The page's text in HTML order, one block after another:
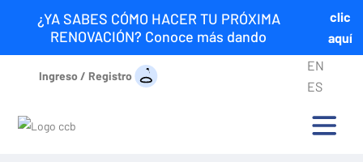
¿YA SABES CÓMO HACER TU PRÓXIMA
RENOVACIÓN? Conoce más dando
clic
aquí
Ingreso / Registro
EN
ES